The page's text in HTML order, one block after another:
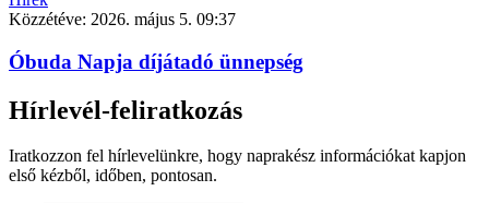
Közzétéve: 2026. május 5. 09:37
Óbuda Napja díjátadó ünnepség
Hírlevél-feliratkozás
Iratkozzon fel hírlevelünkre, hogy naprakész információkat kapjon
első kézből, időben, pontosan.